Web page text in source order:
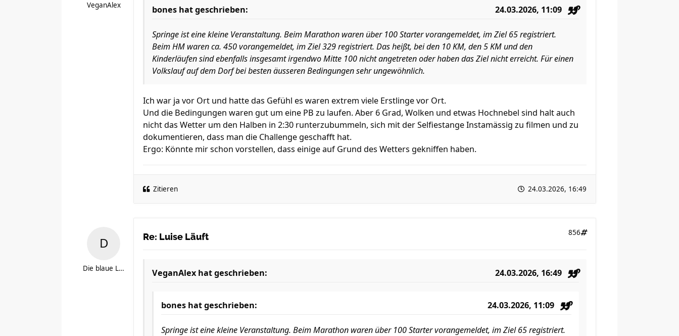
VeganAlex bones hat geschrieben: 24.03.2026, 11:09
Springe ist eine kleine Veranstaltung. Beim Marathon waren über 100 Starter vorangemeldet, im Ziel 65 registriert.
Beim HM waren ca. 450 vorangemeldet, im Ziel 329 registriert. Das heißt, bei den 10 KM, den 5 KM und den
Kinderläufen sind ebenfalls insgesamt irgendwo Mitte 100 nicht angetreten oder haben das Ziel nicht erreicht. Für einen
Volkslauf auf dem Dorf bei besten äusseren Bedingungen sehr ungewöhnlich.
Ich war ja vor Ort und hatte das Gefühl es waren extrem viele Erstlinge vor Ort.
Und die Bedingungen waren gut um eine PB zu laufen. Aber 6 Grad, Wolken und etwas Hochnebel sind halt auch
nicht das Wetter um den Halben in 2:30 runterzubummeln, sich mit der Selfiestange Instamässig zu filmen und zu
dokumentieren, dass man die Challenge geschafft hat.
Ergo: Könnte mir schon vorstellen, dass einige auf Grund des Wetters gekniffen haben.
Zitieren 24.03.2026, 16:49
Die blaue Luise
Re: Luise Läuft 856
VeganAlex hat geschrieben: 24.03.2026, 16:49
bones hat geschrieben: 24.03.2026, 11:09
Springe ist eine kleine Veranstaltung. Beim Marathon waren über 100 Starter vorangemeldet, im Ziel 65 registriert.